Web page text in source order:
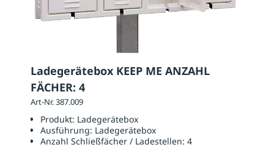
Ladegerätebox KEEP ME ANZAHL
FÄCHER: 4
Art-Nr. 387.009
Produkt: Ladegerätebox
Ausführung: Ladegerätebox
Anzahl Schließfächer / Ladestellen: 4